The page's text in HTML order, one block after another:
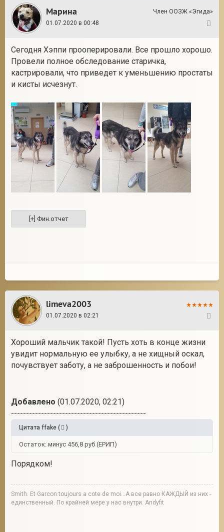
Марина
Член ООЗЖ «Эгида»
01.07.2020 в 00:48
Сегодня Хэппи прооперировали. Все прошло хорошо.
Провели полное обследование старичка,
кастрировали, что приведет к уменьшению простаты
и кисты исчезнут.
limeva2003
01.07.2020 в 02:21
Хороший мальчик такой! Пусть хоть в конце жизни
увидит нормальную ее улыбку, а не хищный оскал,
почувствует заботу, а не заброшенность и побои!
Добавлено (01.07.2020, 02:21)
---------------------------------------------
Цитата ffake ( )
Остаток: минус 456,8 руб (ЕРИП)
Порядком!
Smith. Et Garcon toujours a cote de moi...А все равно КАЖДЫЙ из них -
единственный. По крайней мере у нас внутри. Andyfit